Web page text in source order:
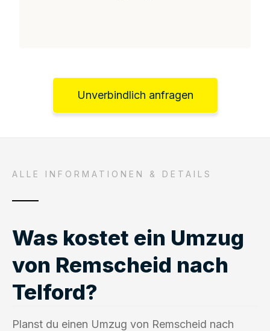
Unverbindlich anfragen
ALLE INFORMATIONEN & DETAILS
Was kostet ein Umzug
von Remscheid nach
Telford?
Planst du einen Umzug von Remscheid nach